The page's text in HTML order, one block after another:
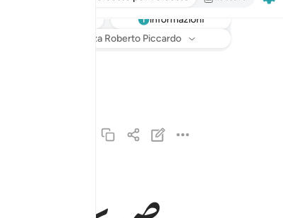
informazioni
: Hamza Roberto Piccardo
وَٱلنَّـٰزِعَـٰتِ غَرْقًۭا ١